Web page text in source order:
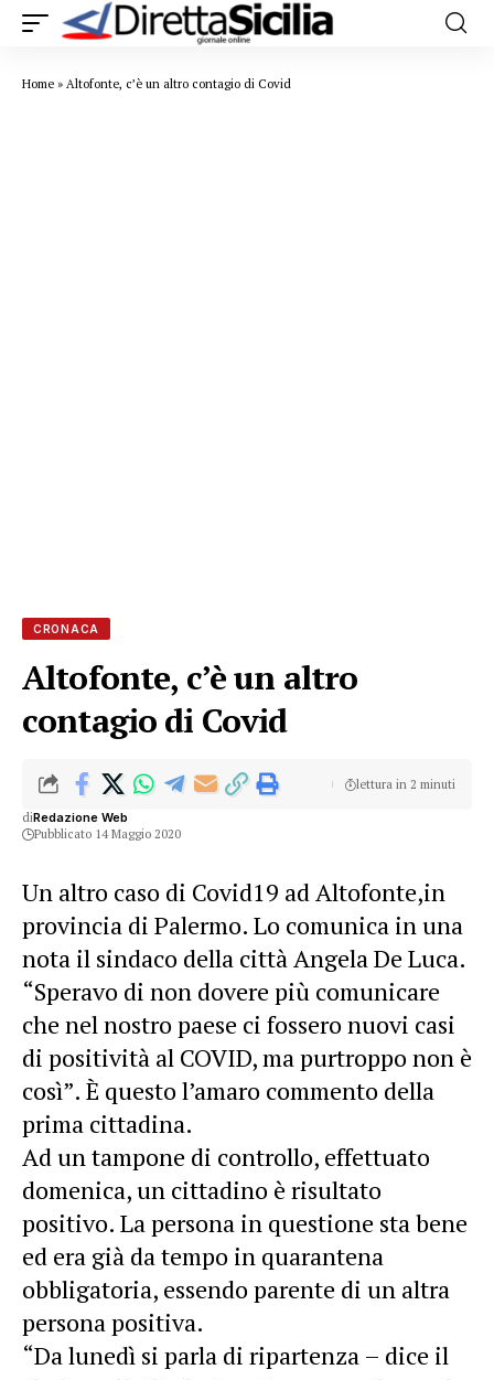
Home » Altofonte, c’è un altro contagio di Covid
CRONACA
Altofonte, c’è un altro
contagio di Covid
diRedazione Web
Pubblicato 14 Maggio 2020
lettura in 2 minuti
Un altro caso di Covid19 ad Altofonte,in
provincia di Palermo. Lo comunica in una
nota il sindaco della città Angela De Luca.
“Speravo di non dovere più comunicare
che nel nostro paese ci fossero nuovi casi
di positività al COVID, ma purtroppo non è
così”. È questo l’amaro commento della
prima cittadina.
Ad un tampone di controllo, effettuato
domenica, un cittadino è risultato
positivo. La persona in questione sta bene
ed era già da tempo in quarantena
obbligatoria, essendo parente di un altra
persona positiva.
“Da lunedì si parla di ripartenza – dice il